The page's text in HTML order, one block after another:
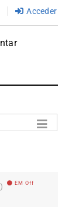
Acceder
EM Off